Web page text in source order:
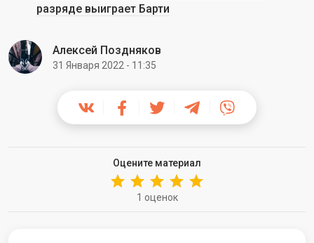
разряде выиграет Барти
Алексей Поздняков
31 Января 2022 - 11:35
Оцените материал
1 оценок